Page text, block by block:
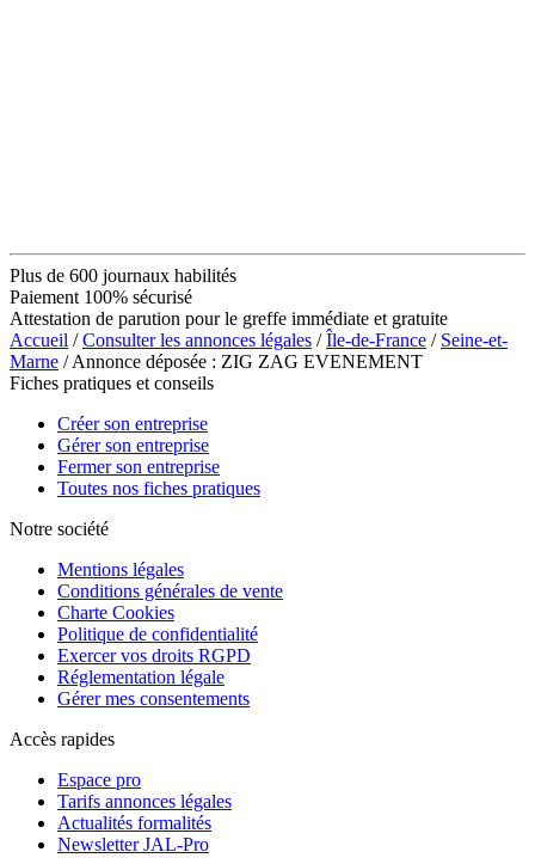
Plus de 600 journaux habilités
Paiement 100% sécurisé
Attestation de parution pour le greffe immédiate et gratuite
Accueil /Consulter les annonces légales /Île-de-France / Seine-et-
Marne / Annonce déposée : ZIG ZAG EVENEMENT
Fiches pratiques et conseils
Créer son entreprise
Gérer son entreprise
Fermer son entreprise
Toutes nos fiches pratiques
Notre société
Mentions légales
Conditions générales de vente
Charte Cookies
Politique de confidentialité
Exercer vos droits RGPD
Réglementation légale
Gérer mes consentements
Accès rapides
Espace pro
Tarifs annonces légales
Actualités formalités
Newsletter JAL-Pro